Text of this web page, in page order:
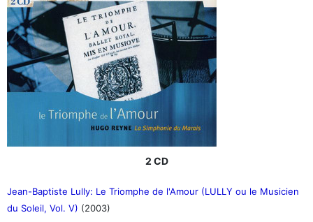
2 CD
Jean-Baptiste Lully: Le Triomphe de l'Amour (LULLY ou le Musicien
du Soleil, Vol. V) (2003)